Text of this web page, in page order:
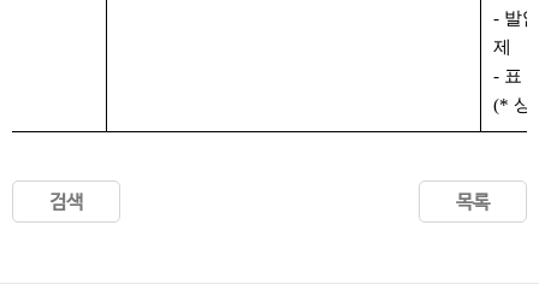
- 발
제
- 표
(* 상
검색 목록